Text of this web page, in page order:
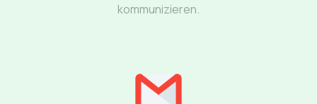
kommunizieren.